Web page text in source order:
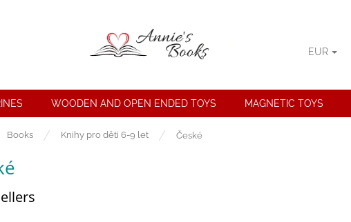
EUR
WOODEN AND OPEN ENDED TOYS MAGNETIC TOYS
Books Knihy pro děti 6-9 let České